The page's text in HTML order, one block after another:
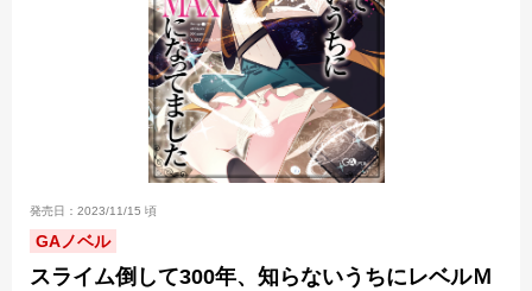
発売日：2023/11/15 頃
GAノベル
スライム倒して300年、知らないうちにレベルＭ